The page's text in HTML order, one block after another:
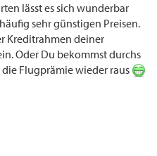
lässt es sich wunderbar
sehr günstigen Preisen.
Kreditrahmen deiner
Oder Du bekommst durchs
Flugprämie wieder raus